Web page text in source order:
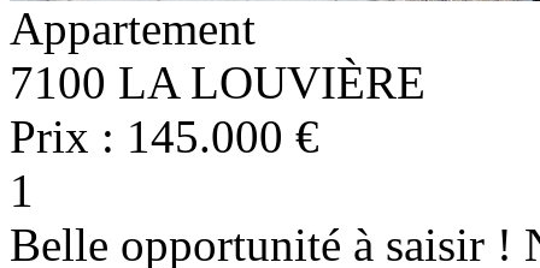
Appartement
7100 LA LOUVIÈRE
Prix : 145.000 €
1
Belle opportunité à saisir !